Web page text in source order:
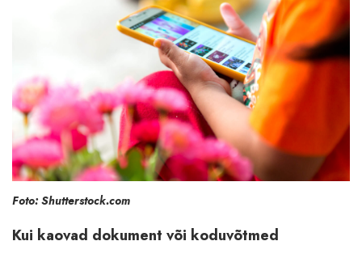
Foto: Shutterstock.com
Kui kaovad dokument või koduvõtmed